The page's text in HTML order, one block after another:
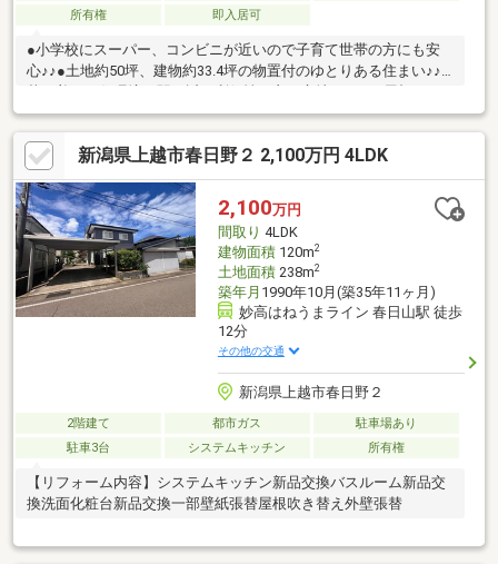
所有権
即入居可
●小学校にスーパー、コンビニが近いので子育て世帯の方にも安
心♪♪●土地約50坪、建物約33.4坪の物置付のゆとりある住まい♪♪●
とステンレスなので劣化の心配が少ないので安心♪♪●リフォー
ム・リノベーションを自分好みにできます♪♪
新潟県上越市春日野２ 2,100万円 4LDK
2,100万円
間取り 4LDK
建物面積120m2
土地面積238m2
築年月 1990年10月(築35年11ヶ月)
妙高はねうまライン 春日山駅 徒歩
12分
その他の交通
新潟県上越市春日野２
2階建て 都市ガス
駐車場あり
駐車3台
システムキッチン 所有権
【リフォーム内容】システムキッチン新品交換バスルーム新品交
換洗面化粧台新品交換一部壁紙張替屋根吹き替え外壁張替